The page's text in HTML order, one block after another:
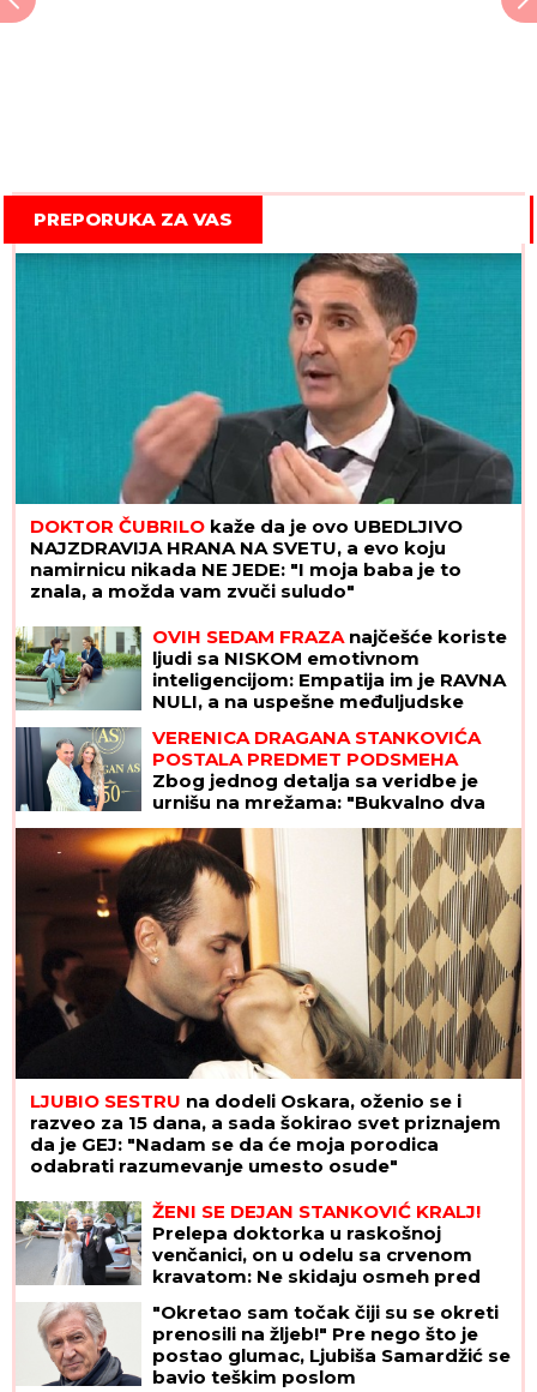
PREPORUKA ZA VAS
DOKTOR ČUBRILO kaže da je ovo UBEDLJIVO
NAJZDRAVIJA HRANA NA SVETU, a evo koju
namirnicu nikada NE JEDE: "I moja baba je to
znala, a možda vam zvuči suludo"
OVIH SEDAM FRAZAnajčešće koriste
ljudi sa NISKOM emotivnom
inteligencijom: Empatija im je RAVNA
NULI, a na uspešne međuljudske
VERENICA DRAGANA STANKOVIĆA
POSTALA PREDMET PODSMEHA
Zbog jednog detalja sa veridbe je
urnišu na mrežama: "Bukvalno dva
dinara"
LJUBIO SESTRU na dodeli Oskara, oženio se i
razveo za 15 dana, a sada šokirao svet priznajem
da je GEJ: "Nadam se da će moja porodica
odabrati razumevanje umesto osude"
ŽENI SE DEJAN STANKOVIĆ KRALJ!
Prelepa doktorka u raskošnoj
venčanici, on u odelu sa crvenom
kravatom: Ne skidaju osmeh pred
"Okretao sam točak čiji su se okreti
prenosili na žljeb!" Pre nego što je
postao glumac, Ljubiša Samardžić se
bavio teškim poslom